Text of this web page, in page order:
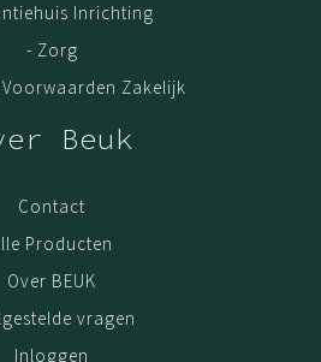
Inrichting
- Zorg
Voorwaarden Zakelijk
Beuk
Contact
Producten
Over BEUK
vragen
Inloggen